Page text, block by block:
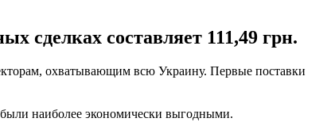
сделках составляет 111,49 грн.
охватывающим всю Украину. Первые поставки
наиболее экономически выгодными.